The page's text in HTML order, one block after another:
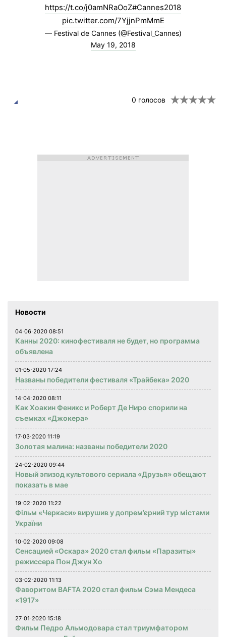
https://t.co/j0amNRaOoZ#Cannes2018
pic.twitter.com/7YjjnPmMmE
— Festival de Cannes (@Festival_Cannes)
May 19, 2018
0 голосов
Новости
04⋅06⋅2020 08:51
Канны 2020: кинофестиваля не будет, но программа
объявлена
01⋅05⋅2020 17:24
Названы победители фестиваля «Трайбека» 2020
14⋅04⋅2020 08:11
Как Хоакин Феникс и Роберт Де Ниро спорили на
съемках «Джокера»
17⋅03⋅2020 11:19
Золотая малина: названы победители 2020
24⋅02⋅2020 09:44
Новый эпизод культового сериала «Друзья» обещают
показать в мае
19⋅02⋅2020 11:22
Фільм «Черкаси» вирушив у допрем’єрний тур містами
України
10⋅02⋅2020 09:08
Сенсацией «Оскара» 2020 стал фильм «Паразиты»
режиссера Пон Джун Хо
03⋅02⋅2020 11:13
Фаворитом BAFTA 2020 стал фильм Сэма Мендеса
«1917»
27⋅01⋅2020 15:18
Фильм Педро Альмодовара стал триумфатором